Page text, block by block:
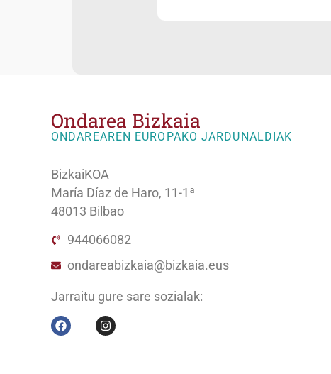
Ondarea Bizkaia
ONDAREAREN EUROPAKO JARDUNALDIAK
BizkaiKOA
María Díaz de Haro, 11-1ª
48013 Bilbao
944066082
ondareabizkaia@bizkaia.eus
Jarraitu gure sare sozialak: